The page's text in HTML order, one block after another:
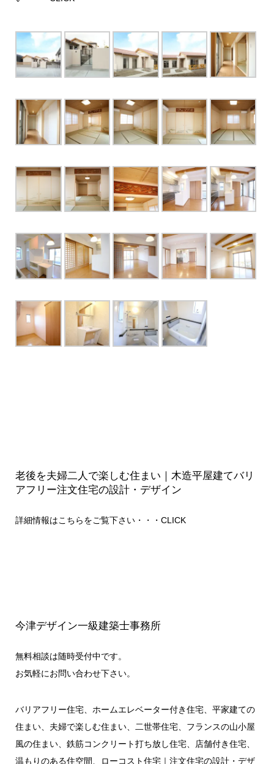
老後を夫婦二人で楽しむ住まい｜木造平屋建てバリ
アフリー注文住宅の設計・デザイン
詳細情報はこちらをご覧下さい・・・ CLICK
今津デザイン一級建築士事務所
無料相談は随時受付中です。
お気軽にお問い合わせ下さい。
バリアフリー住宅、ホームエレベーター付き住宅、平家建ての
住まい、夫婦で楽しむ住まい、二世帯住宅、フランスの山小屋
風の住まい、鉄筋コンクリート打ち放し住宅、店舗付き住宅、
温もりのある住空間、ローコスト住宅｜注文住宅の設計・デザ